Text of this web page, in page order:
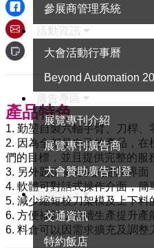
參展商管理系統
活動資訊
大會活動行事曆
Beyond Automation
廣告專區
展覽專刊介紹
展覽專刊廣告商
大會贊助廣告刊登
展覽資訊
交通資訊
特約飯店
產品特色
1. 勤堃自製六軸手臂、刀桿、
2. 因為全都是自己的產品，
們的目標，並且提供完整的服
3. 另外題供多元化的通訊界面
4. 軟體可對話式操作介面，簡
5. 減少縮短校刀架模及上下料
6. 方便補料，持續生產提升產
6. 料倉可以因需求擴充及調整